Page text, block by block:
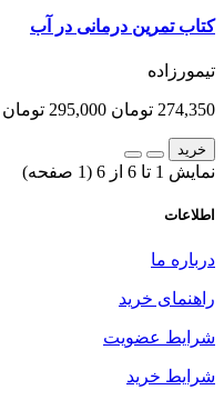
کتاب تمرین درمانی در آب
تیمورزاده
274,350 تومان 295,000 تومان
خرید
نمایش 1 تا 6 از 6 (1 صفحه)
اطلاعات
درباره ما
راهنمای خرید
شرایط عضویت
شرایط خرید